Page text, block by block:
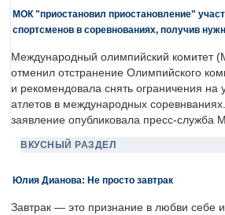
МОК "приостановил приостановление"
спортсменов в соревнованиях, получив
Международный олимпийский комитет
отменил отстранение Олимпийского
и рекомендовала снять ограничения на
атлетов в международных
заявление опубликовала пресс-служба
ВКУСНЫЙ РАЗДЕЛ
Юлия Дианова: Не просто завтрак
Завтрак — это признание в любви себе